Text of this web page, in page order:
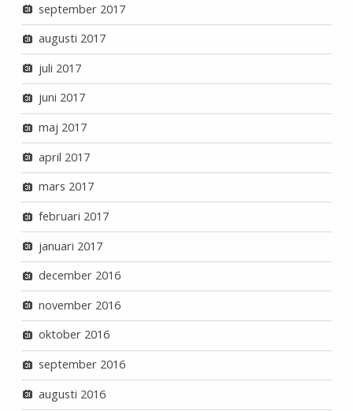
september 2017
augusti 2017
juli 2017
juni 2017
maj 2017
april 2017
mars 2017
februari 2017
januari 2017
december 2016
november 2016
oktober 2016
september 2016
augusti 2016